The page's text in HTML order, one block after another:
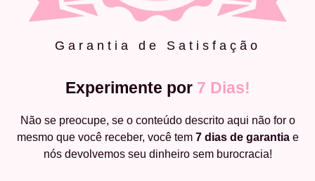
Garantia de Satisfação
Experimente por 7 Dias!
Não se preocupe, se o conteúdo descrito aqui não for o
mesmo que você receber, você tem 7 dias de garantiae
nós devolvemos seu dinheiro sem burocracia!